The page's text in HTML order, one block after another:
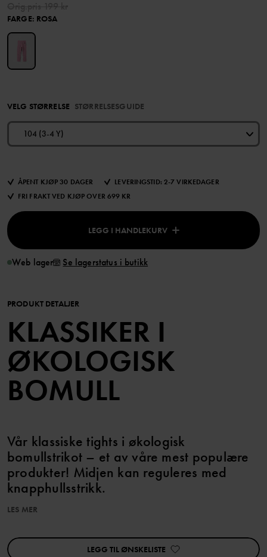
FARGE: ROSA
VELG STØRRELSE STØRRELSESGUIDE
104 (3-4 Y)
ÅPENT KJØP 30 DAGER
LEVERINGSTID: 2-7 VIRKEDAGER
FRI FRAKT VED KJØP OVER 699 KR
LEGG I HANDLEKURV
Web lager Se lagerstatus i butikk
PRODUKT DETALJER
KLASSIKER I
ØKOLOGISK
BOMULL
Vår klassiske tights i økologisk
bomullstrikot – et av våre mest populære
produkter! Midjen kan reguleres med
knapphullsstrikk.
med andre tilbud.
LES MER
LEGG TIL ØNSKELISTE